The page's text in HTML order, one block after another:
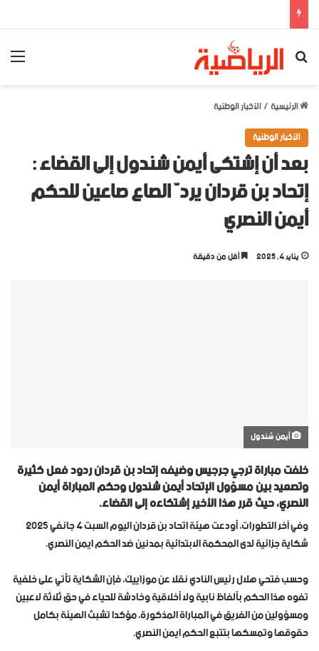
بحث عن
الرئيسية/الأخبار الوطنية
الأخبار الوطنية
بعد أن إشتكى أيمن شندول إلى القضاء :
إتحاد بن قردان يردّ الصاع صاعين للحكم
أيمن النصري
يناير 4, 2025 أقل من دقيقة
أيمن شندول
خلفت مباراة ترجي جرجيس وضيفه إتحاد بن قردان ردود فعل كثيرة
وتصعيد بين مسؤول الإتحاد أيمن شندول وحكم المباراة أيمن
النصري، حيث قرر هذا الأخير إشتكاءه إلى القضاء.
وفي آخر التطورات، أودعت هيئة اتحاد بن قردان اليوم السبت 4 جانفي 2025
شكاية جزائية لدى المحكمة الابتدائية بمدنين ضد الحكم ايمن النصري.
وحسب فتحي هلال رئيس النادي نقلا عن موزاييك، فإن الشكاية تأتي على خلفية
تفوه هذا الحكم بألفاظ نابية ولا أخلاقية وخادشة للحياء في حق ثلاثة لاعبين
ومسؤولين من الفريق في المباراة المذكورة، مؤكدا تشبث الهيئة بكامل
حقوقها وتمسكها بتتبع الحكم ايمن النصري.